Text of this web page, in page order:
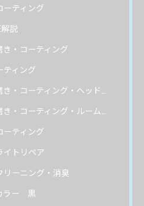
ーティング
解説
き・コーティング
ティング
コーティング・ヘッドライトリペア
コーティング・ルームクリーニング
ーティング
イトリペア
リーニング・消臭
ラー 黒